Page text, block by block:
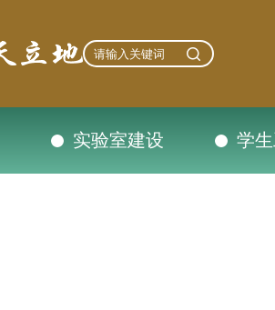
实验室建设 学